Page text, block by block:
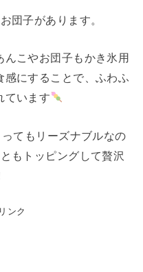
団子があります。
こやお団子もかき氷用
感にすることで、ふわふ
ています
てもリーズナブルなの
もトッピングして贅沢
ンク